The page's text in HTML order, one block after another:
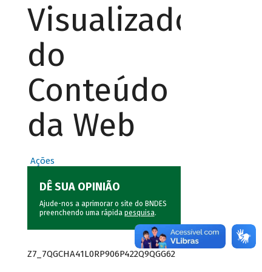
Visualizador
do
Conteúdo
da Web
Ações
DÊ SUA OPINIÃO
Ajude-nos a aprimorar o site do BNDES
preenchendo uma rápida pesquisa.
Z7_7QGCHA41L0RP906P422Q9QGG62